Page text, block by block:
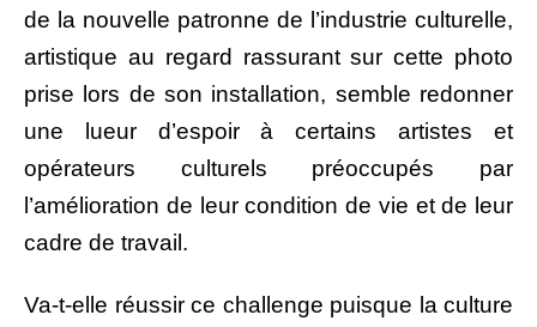
de la nouvelle patronne de l’industrie culturelle,
artistique au regard rassurant sur cette photo
prise lors de son installation, semble redonner
une lueur d’espoir à certains artistes et
opérateurs culturels préoccupés par
l’amélioration de leur condition de vie et de leur
cadre de travail.
Va-t-elle réussir ce challenge puisque la culture